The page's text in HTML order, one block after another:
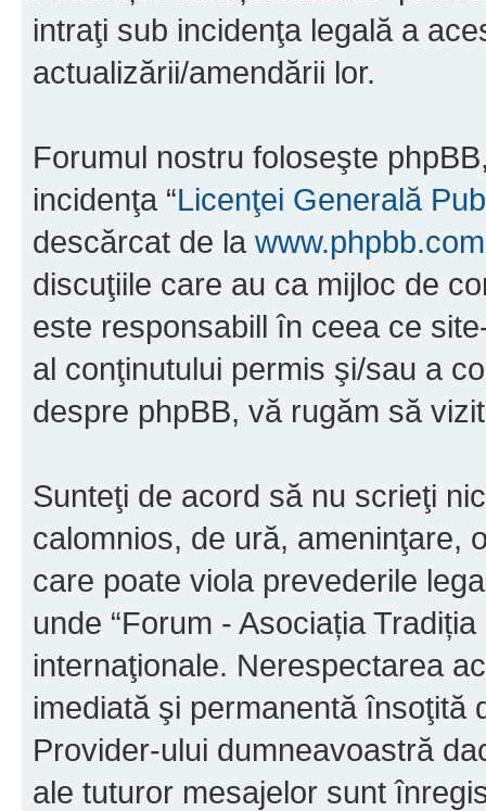
intraţi sub incidenţa legală a
actualizării/amendării lor.
Forumul nostru foloseşte
incidenţa “Licenţei Generală
descărcat de la www.phpbb.com
discuţiile care au ca mijloc de
este responsabill în ceea ce
al conţinutului permis şi/sau a
despre phpBB, vă rugăm să
Sunteţi de acord să nu scrieţi
calomnios, de ură, ameninţare,
care poate viola prevederile
unde “Forum - Asociația
internaţionale. Nerespectarea
imediată şi permanentă însoţită
Provider-ului dumneavoastră
ale tuturor mesajelor sunt